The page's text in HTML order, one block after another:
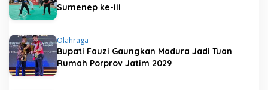
Sumenep ke-III
Olahraga
Bupati Fauzi Gaungkan Madura Jadi Tuan
Rumah Porprov Jatim 2029